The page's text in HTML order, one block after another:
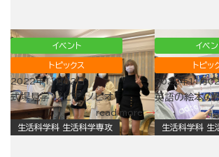
イベント
トピックス
2022年11月02日
式場見学：ノビア・ノビオ
read more
イベン
トピッ
2022年11月
英語の絵本の
生活科学科 生活科学専攻
生活科学科 生